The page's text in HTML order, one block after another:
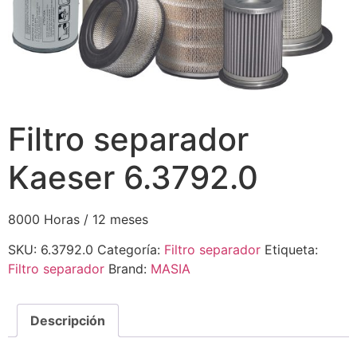
Filtro separador
Kaeser 6.3792.0
8000 Horas / 12 meses
SKU: 6.3792.0 Categoría: Filtro separador Etiqueta:
Filtro separador Brand: MASIA
Descripción